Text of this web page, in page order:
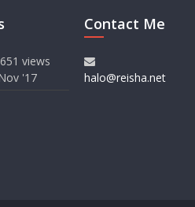
views
'17
Contact Me